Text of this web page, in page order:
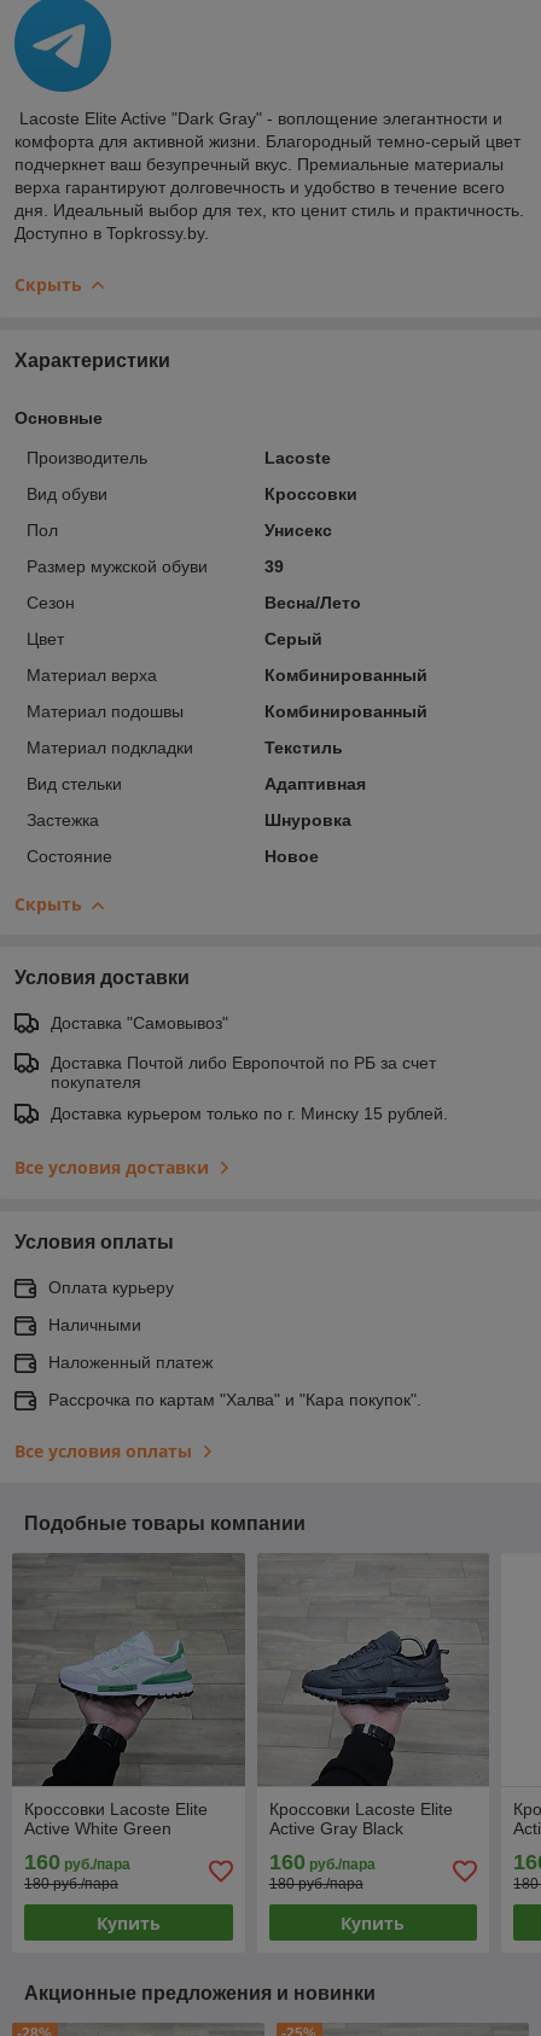
Lacoste Elite Active "Dark Gray" - воплощение элегантности и
комфорта для активной жизни. Благородный темно-серый цвет
подчеркнет ваш безупречный вкус. Премиальные материалы
верха гарантируют долговечность и удобство в течение всего
дня. Идеальный выбор для тех, кто ценит стиль и практичность.
Доступно в Topkrossy.by.
Скрыть
Характеристики
Основные
Производитель
Lacoste
Вид обуви
Кроссовки
Пол
Унисекс
Размер мужской обуви
39
Сезон
Весна/Лето
Цвет
Серый
Материал верха
Комбинированный
Материал подошвы
Комбинированный
Материал подкладки
Текстиль
Вид стельки
Адаптивная
Застежка
Шнуровка
Состояние
Новое
Скрыть
Условия доставки
Доставка "Самовывоз"
Доставка Почтой либо Европочтой по РБ за счет
покупателя
Доставка курьером только по г. Минску 15 рублей.
Все условия доставки
Условия оплаты
Оплата курьеру
Наличными
Наложенный платеж
Рассрочка по картам "Халва" и "Кара покупок".
Все условия оплаты
Подобные товары компании
Кроссовки Lacoste Elite
Active White Green
160 руб./пара
180 руб./пара
Купить
Кроссовки Lacoste Elite
Active Gray Black
160руб./пара
180 руб./пара
Купить
180
Акционные предложения и новинки